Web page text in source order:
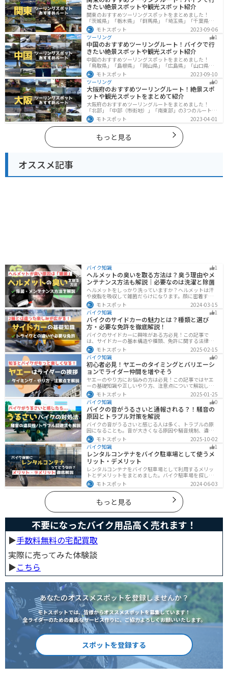
きたい絶景スポットや観光スポット紹介
関東のおすすめツーリングスポットをまとめました！
「茨城県」「栃木県」「群馬県」「埼玉県」「千葉県」
「東京都」「神奈川県」の各県の観光地紹介します。自
然豊かな山々や湖、温泉地が点在し、四季折々の景色を
楽しめるスポットが多数あります。バイクで関東にツー
リングに行く際は参考にしてください。
モトスポット
2023-09-06
ツーリング
1
中国のおすすめツーリングルート！バイクで行
きたい絶景スポットや観光スポット紹介
中国のおすすめツーリングスポットをまとめました！
「鳥取県」「島根県」「岡山県」「広島県」「山口県」
の各県の観光地紹介します。自然豊かな山々や湖、温泉
地が点在し、四季折々の景色を楽しめるスポットが多数
あります。バイクで中国にツーリングに行く際は参考に
してください。
モトスポット
2023-09-10
ツーリング
0
大阪府のおすすめツーリングルート！絶景スポ
ットや観光スポットをまとめて紹介
大阪府のおすすめツーリングルートをまとめました！
「北部」「中部（市街地）」「南東部」の3つのルート紹
介します。歴史と近代が融合した魅力的なエリアで様々
な楽しみ方ができます。バイクで大阪府にツーリングに
行く際は参考にしてください。
モトスポット 2023-04-01
もっと見る
オススメ記事
バイク知識 1
ヘルメットの臭いを取る方法は？臭う理由やメ
ンテナンス方法も解説｜必要なのは洗濯と除菌
ヘルメットをしっかり洗っていますか？ヘルメットは汗
や皮脂を吸収して雑菌だらけになります。顔に密着する
物なのでしっかりと除菌・消臭をする必要があります。
この記事では、ヘルメットをまるっと綺麗にする方法を
まとめました。まだメンテナンスをしたことがないとい
う人はぜひ参考にしてください。
モトスポット
2024-03-15
バイク知識
1
バイクのサイドカーの魅力とは？種類と選び
方・必要な免許を徹底解説！
バイクのサイドカーに興味がある方必見！この記事で
は、サイドカーの基本構造や種類、免許に関する法律、
メンテナンス方法を解説しています。実は、サイドカー
は法律上、二輪車として扱われるため、排気量に応じた
二輪免許が必要です。この記事を読めば、サイドカーの
正しい楽しみ方がわかります。
モトスポット
2025-02-15
バイク知識
0
初心者必見！ヤエーのタイミングとバリエーシ
ョンでライダー仲間を増やそう
ヤエーのやり方にお悩みの方は必見！この記事ではヤエ
ーの基礎知識や正しいやり方、注意点について解説しま
す。実はヤエーには、ツーリング中の連帯感を高める効
果があります。この記事を読めば、ヤエーの楽しみ方と
安全に行うポイントがわかるでしょう。
モトスポット
2025-01-25
バイク知識
0
バイクの音がうるさいと通報される？！騒音の
原因とトラブル対策を解説
バイクの音がうるさいと感じる人は多く、トラブルの原
因になることも。音が大きくなる原因や騒音規制、違反
になるケースを解説し、ライダーができるマナーや配慮
の方法、さらには他人のバイクが迷惑なときの正しい対
処法まで紹介します。バイク好きも、周囲の騒音に悩む
人も必見の内容です。
モトスポット
2025-10-02
バイク知識
1
レンタルコンテナをバイク駐車場として使うメ
リット・デメリット
レンタルコンテナをバイク駐車場として利用するメリッ
トとデメリットをまとめました。バイク駐車場を探して
いるなら、最強のセキュリティでバイクの劣化も防げる
レンタルコンテナを検討してみませんか？キャンペーン
を利用することで格安で利用できます。
モトスポット 2024-06-03
もっと見る
不要になったバイク用品高く売れます！
▶︎手数料無料の宅配買取
実際に売ってみた体験談
▶︎こちら
あなたのオススメスポットを登録しませんか？
モトスポットでは、皆様からオススメスポットを募集しています！
全ライダーのための最高なサービス作りに、ご協力よろしくお願いいたします。
スポットを登録する